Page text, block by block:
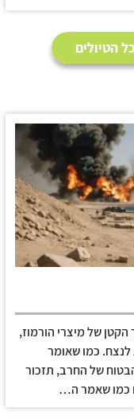
הטיולים
של מיצרי הורמוז,
כמו שאומר
של החרב, תזכור
כמו שאמר ה…